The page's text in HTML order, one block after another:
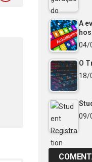
A
04/
O
18/
09/